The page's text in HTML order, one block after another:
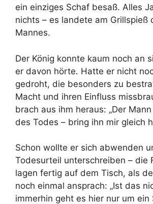
ein einziges Schaf besaß. Alles
nichts – es landete am Grillspieß
Mannes.
Der König konnte kaum noch an
er davon hörte. Hatte er nicht
gedroht, die besonders zu
Macht und ihren Einfluss
brach aus ihm heraus: „Der
des Todes – bring ihn mir gleich
Schon wollte er sich abwenden
Todesurteil unterschreiben – die
lagen fertig auf dem Tisch, als
noch einmal ansprach: „Ist das
immerhin geht es hier nur um ein